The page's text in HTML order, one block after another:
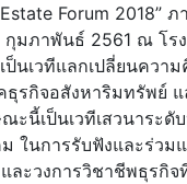
Forum 2018”
มภาพันธ์ 2561 ณ โร
นเวทีแลกเปลี่ยนควา
รกิจอสังหาริมทรัพย์ แ
นี้เป็นเวทีเสวนาระดั
ในการรับฟังและร่วม
ะวงการวิชาชีพธุรกิจ